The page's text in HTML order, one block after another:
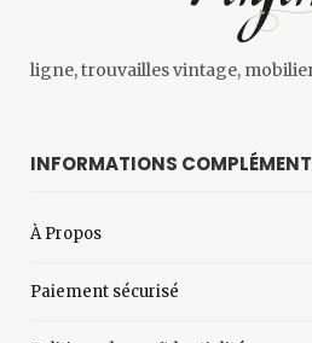
ligne, trouvailles vintage,
INFORMATIONS
À Propos
Paiement sécurisé